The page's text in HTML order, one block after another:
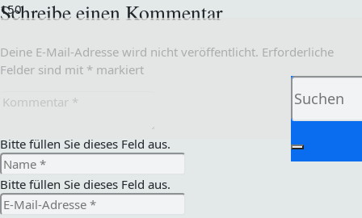
Schreibe einen Kommentar
Deine E-Mail-Adresse wird nicht veröffentlicht. Erforderliche
Felder sind mit * markiert
Bitte füllen Sie dieses Feld aus.
Bitte füllen Sie dieses Feld aus.